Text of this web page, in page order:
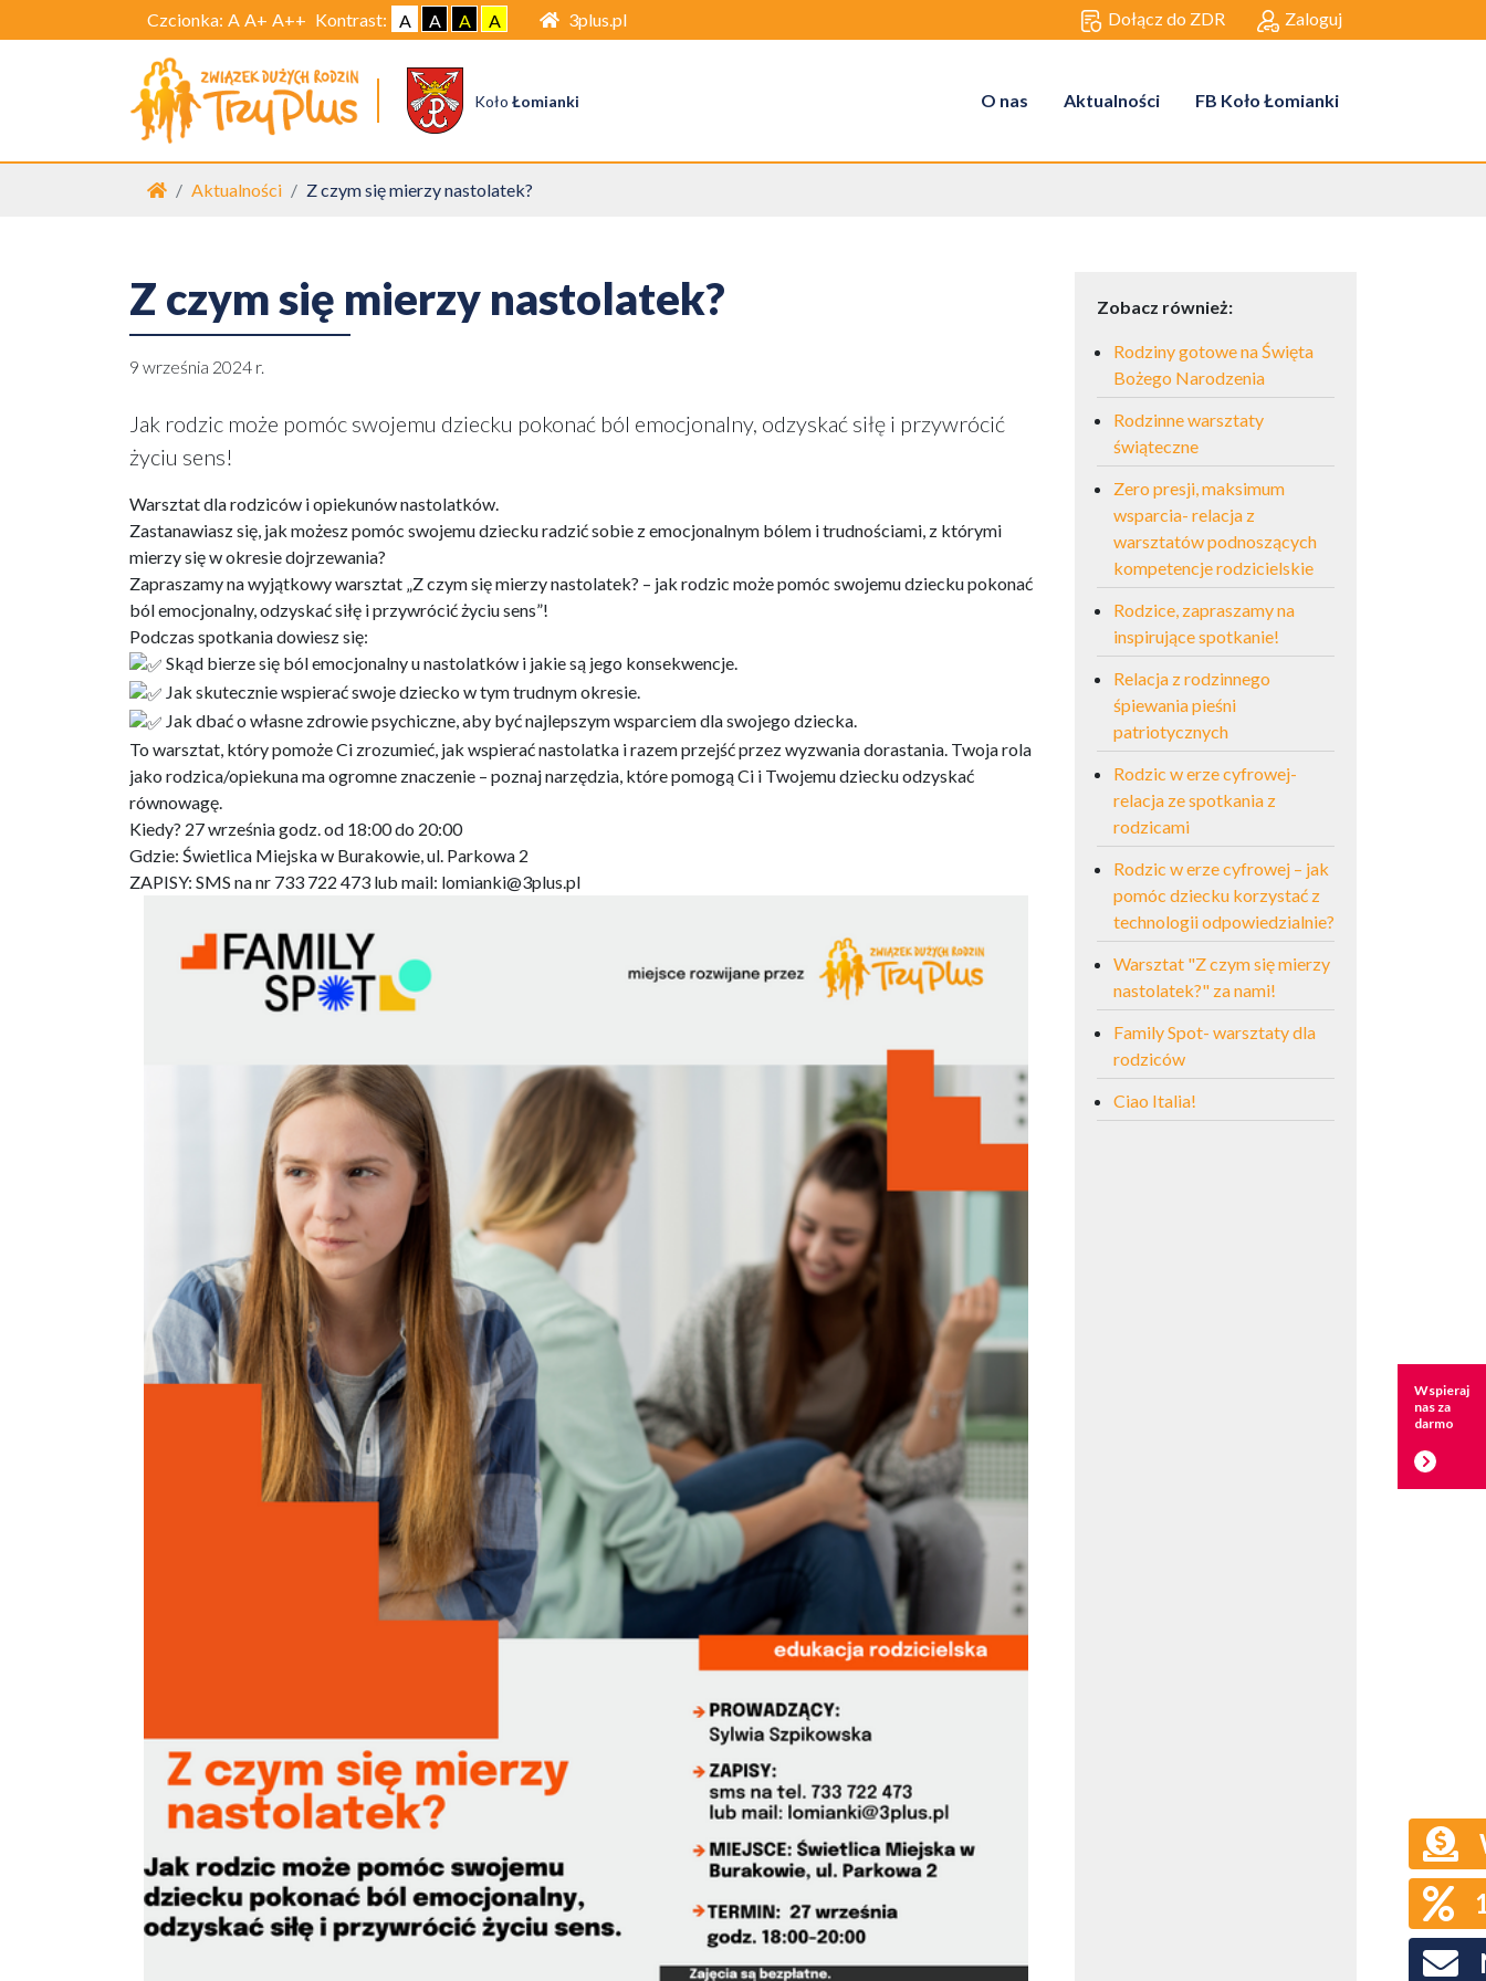
Czcionka: A A+ A++ Kontrast: A A A A 3plus.pl Dołącz do ZDR Zaloguj
KołoŁomianki O nas Aktualności FB Koło Łomianki
Strona główna
Aktualności Z czym się mierzy nastolatek?
Z czym się mierzy nastolatek?
9 września 2024 r.
Jak rodzic może pomóc swojemu dziecku pokonać ból emocjonalny, odzyskać siłę i przywrócić
życiu sens!
Warsztat dla rodziców i opiekunów nastolatków.
Zastanawiasz się, jak możesz pomóc swojemu dziecku radzić sobie z emocjonalnym bólem i trudnościami, z którymi
mierzy się w okresie dojrzewania?
Zapraszamy na wyjątkowy warsztat „Z czym się mierzy nastolatek? – jak rodzic może pomóc swojemu dziecku pokonać
ból emocjonalny, odzyskać siłę i przywrócić życiu sens”!
Podczas spotkania dowiesz się:
Skąd bierze się ból emocjonalny u nastolatków i jakie są jego konsekwencje.
Jak skutecznie wspierać swoje dziecko w tym trudnym okresie.
Jak dbać o własne zdrowie psychiczne, aby być najlepszym wsparciem dla swojego dziecka.
To warsztat, który pomoże Ci zrozumieć, jak wspierać nastolatka i razem przejść przez wyzwania dorastania. Twoja rola
jako rodzica/opiekuna ma ogromne znaczenie – poznaj narzędzia, które pomogą Ci i Twojemu dziecku odzyskać
równowagę.
Kiedy? 27 września godz. od 18:00 do 20:00
Gdzie: Świetlica Miejska w Burakowie, ul. Parkowa 2
ZAPISY: SMS na nr 733 722 473 lub mail: lomianki@3plus.pl
Zobacz również:
Rodziny gotowe na Święta
Bożego Narodzenia
Rodzinne warsztaty
świąteczne
Zero presji, maksimum
wsparcia- relacja z
warsztatów podnoszących
kompetencje rodzicielskie
Rodzice, zapraszamy na
inspirujące spotkanie!
Relacja z rodzinnego
śpiewania pieśni
patriotycznych
Rodzic w erze cyfrowej-
relacja ze spotkania z
rodzicami
Rodzic w erze cyfrowej – jak
pomóc dziecku korzystać z
technologii odpowiedzialnie?
Warsztat "Z czym się mierzy
nastolatek?" za nami!
Family Spot- warsztaty dla
rodziców
Ciao Italia!
Wspieraj
nas za
darmo